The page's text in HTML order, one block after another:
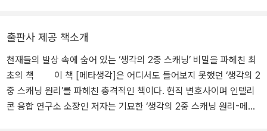
하는 것이다.
공부하다 귀국하여 사법시험에 합격하였다. 2010년 메타연구소의 후
신인 인텔리콘 메타연구소를 설립하여 국내 최초로 법률에 수학, 물
리학, 통계학, 인공지능 등을 결합하는 초융합적 연구를 진행하였다.
2015년 국내 최초로 인공지능 법률정보 시스템과 법률 챗봇 등을 개
발하였다. 또한 ‘세계 법률 인공지능 경진대회’에서 2016년(일본 도
출판사 제공 책소개
천재들의 발상 속에 숨어 있는 ‘생각의 2중 스캐닝’ 비밀을 파헤친 최
초의 책 이 책 [메타생각]은 어디서도 들어보지 못했던 ‘생각의 2
중 스캐닝 원리’를 파헤친 충격적인 책이다. 현직 변호사이며 인텔리
콘 융합 연구소 소장인 저자는 기묘한 ‘생각의 2중 스캐닝 원리-메타